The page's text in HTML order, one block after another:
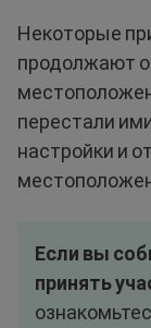
Некоторые
продолжают
перестали
настройки и
Если вы
принять